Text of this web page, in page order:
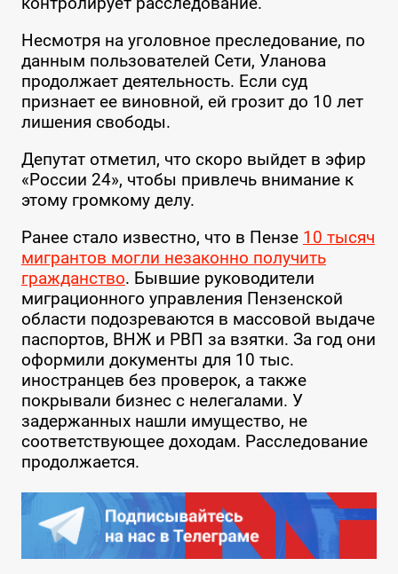
Несмотря на уголовное преследование, по
данным пользователей Сети, Уланова
продолжает деятельность. Если суд
признает ее виновной, ей грозит до 10 лет
лишения свободы.
Депутат отметил, что скоро выйдет в эфир
«России 24», чтобы привлечь внимание к
этому громкому делу.
Ранее стало известно, что в Пензе 10 тысяч
мигрантов могли незаконно получить
гражданство. Бывшие руководители
миграционного управления Пензенской
области подозреваются в массовой выдаче
паспортов, ВНЖ и РВП за взятки. За год они
оформили документы для 10 тыс.
иностранцев без проверок, а также
покрывали бизнес с нелегалами. У
задержанных нашли имущество, не
соответствующее доходам. Расследование
продолжается.